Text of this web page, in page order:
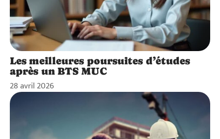
Les meilleures poursuites d’études
après un BTS MUC
28 avril 2026